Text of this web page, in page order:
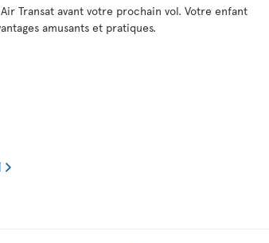
Transat avant votre prochain vol. Votre enfant
amusants et pratiques.